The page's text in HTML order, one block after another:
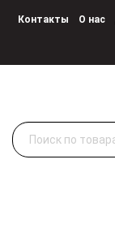
Контакты О нас
Искать: